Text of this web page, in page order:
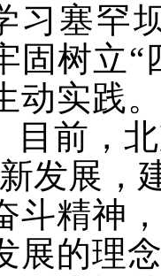
习塞罕
固树立“
动实践
目前，
发展，
斗精神
展的理